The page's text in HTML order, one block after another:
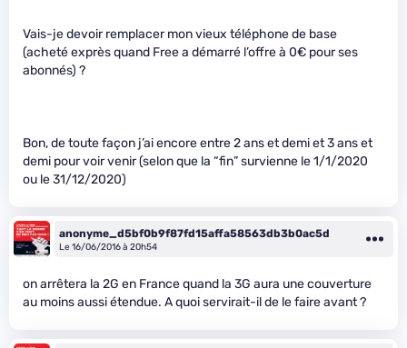
Vais-je devoir remplacer mon vieux téléphone de base
(acheté exprès quand Free a démarré l’offre à 0€ pour ses
abonnés) ?
Bon, de toute façon j’ai encore entre 2 ans et demi et 3 ans et
demi pour voir venir (selon que la “fin” survienne le 1/1/2020
ou le 31/12/2020)
anonyme_d5bf0b9f87fd15affa58563db3b0ac5d
Le 16/06/2016 à 20h54
on arrêtera la 2G en France quand la 3G aura une couverture
au moins aussi étendue. A quoi servirait-il de le faire avant ?